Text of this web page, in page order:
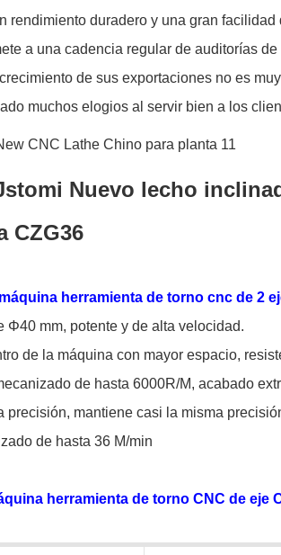
rendimiento duradero y una gran facilidad
a una cadencia regular de auditorías
de sus exportaciones no es
muchos elogios al servir bien a los
Nuevo lecho
CZG36
herramienta de torno cnc de 2
Φ40 mm, potente y de alta velocidad.
de la máquina con mayor espacio,
de hasta 6000R/M, acabado
precisión, mantiene casi la misma
de hasta 36 M/min
herramienta de torno CNC de eje